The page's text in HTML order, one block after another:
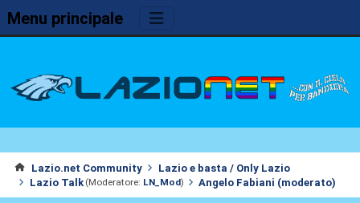
Menu principale
Lazio.net Community
Lazio e basta / Only Lazio
Lazio Talk (Moderatore: LN_Mod) Angelo Fabiani (moderato)